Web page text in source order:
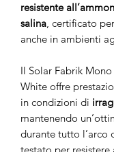
resistente
salina, certificato
anche in ambienti
Il Solar Fabrik
White offre
in condizioni di
mantenendo
durante tutto l’arco